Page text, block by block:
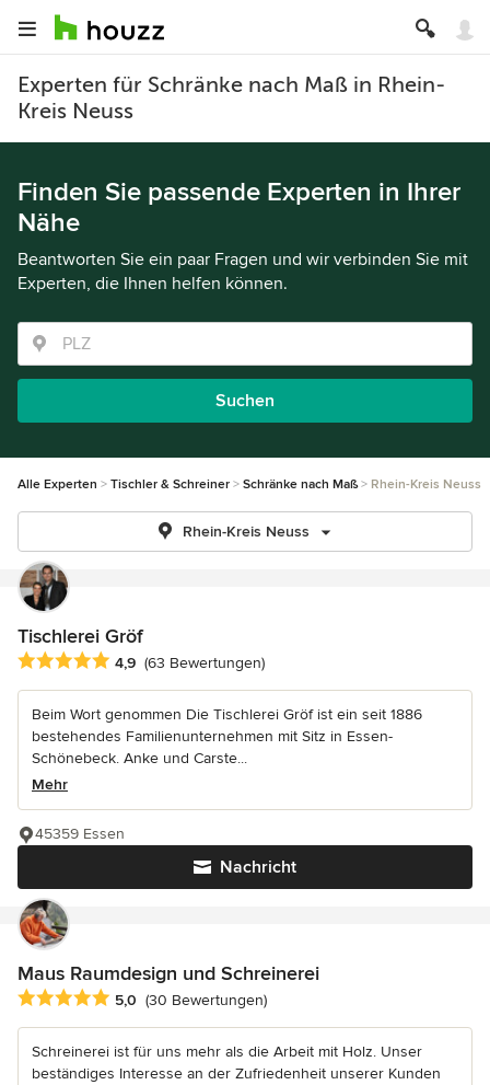
Experten für Schränke nach Maß in Rhein-
Kreis Neuss
Finden Sie passende Experten in Ihrer
Nähe
Beantworten Sie ein paar Fragen und wir verbinden Sie mit
Experten, die Ihnen helfen können.
Suchen
Alle Experten Tischler & Schreiner Schränke nach Maß Rhein-Kreis Neuss
Rhein-Kreis Neuss
Tischlerei Gröf
Durchschnittliche Bewertung: 4.9 von 5 Sternen
4,9 (63 Bewertungen)
Beim Wort genommen Die Tischlerei Gröf ist ein seit 1886
bestehendes Familienunternehmen mit Sitz in Essen-
Schönebeck. Anke und Carste...
Mehr
Nachricht
45359 Essen
Maus Raumdesign und Schreinerei
Durchschnittliche Bewertung: 5 von 5 Sternen
5,0 (30 Bewertungen)
Schreinerei ist für uns mehr als die Arbeit mit Holz. Unser
beständiges Interesse an der Zufriedenheit unserer Kunden